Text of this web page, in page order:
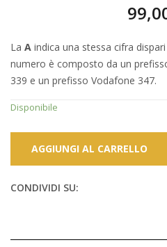
La A indica una stessa cifra
numero è composto da un
339 e un prefisso Vodafone 347.
Disponibile
AGGIUNGI AL CARRELLO
CONDIVIDI SU: